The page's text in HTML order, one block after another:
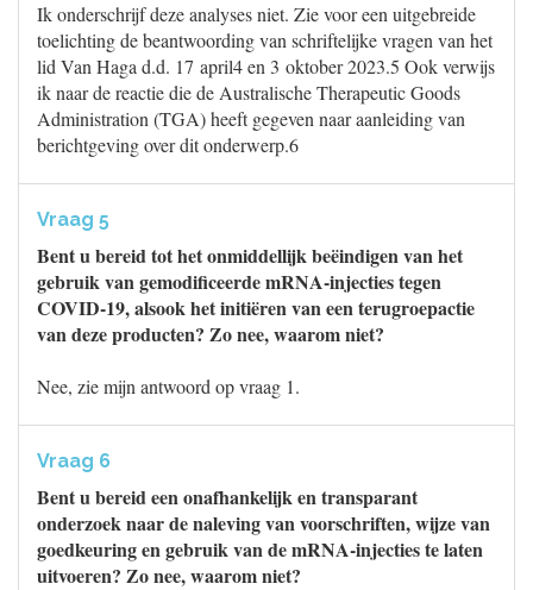
Ik onderschrijf deze analyses niet. Zie voor een uitgebreide
toelichting de beantwoording van schriftelijke vragen van het
lid Van Haga d.d. 17 april4 en 3 oktober 2023.5 Ook verwijs
ik naar de reactie die de Australische Therapeutic Goods
Administration (TGA) heeft gegeven naar aanleiding van
berichtgeving over dit onderwerp.6
Vraag 5
Bent u bereid tot het onmiddellijk beëindigen van het
gebruik van gemodificeerde mRNA-injecties tegen
COVID-19, alsook het initiëren van een terugroepactie
van deze producten? Zo nee, waarom niet?
Nee, zie mijn antwoord op vraag 1.
Vraag 6
Bent u bereid een onafhankelijk en transparant
onderzoek naar de naleving van voorschriften, wijze van
goedkeuring en gebruik van de mRNA-injecties te laten
uitvoeren? Zo nee, waarom niet?